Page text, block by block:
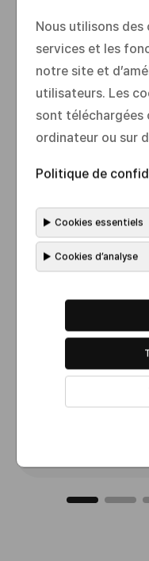
Sélection
ts
Nous utilisons
services et les
notre site et
utilisateurs. Les
sont téléchargées
ordinateur ou sur
Politique de
▶ Cookies essentiels
▶ Cookies d’analyse